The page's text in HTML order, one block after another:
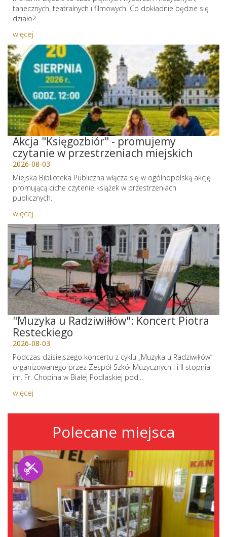
tanecznych, teatralnych i filmowych. Co dokładnie będzie się
działo?
więcej
Akcja "Księgozbiór" - promujemy
czytanie w przestrzeniach miejskich
2026-08-03
Miejska Biblioteka Publiczna włącza się w ogólnopolską akcję
promującą ciche czytenie książek w przestrzeniach
publicznych.
więcej
"Muzyka u Radziwiłłów": Koncert Piotra
Resteckiego
2026-08-03
Podczas dzisiejszego koncertu z cyklu „Muzyka u Radziwiłłów”
organizowanego przez Zespół Szkół Muzycznych I i II stopnia
im. Fr. Chopina w Białej Podlaskiej pod...
więcej
Polecane miejsca